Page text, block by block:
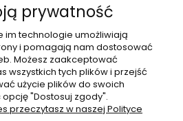
Moje konto
i dostawa
Informacje
prywatność
im technologie umożliwiają
i pomagają nam dostosować
Możesz zaakceptować
wszystkich tych plików i przejść
użycie plików do swoich
"Dostosuj zgody".
przeczytasz w naszej Polityce